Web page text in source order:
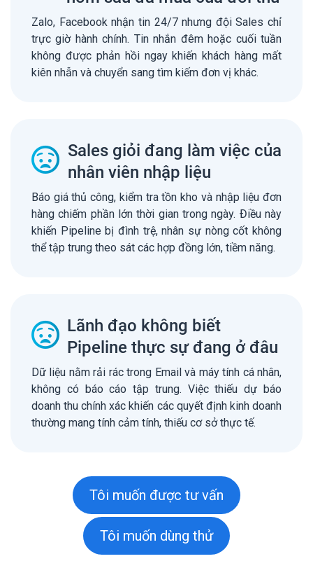
Zalo, Facebook nhận tin 24/7 nhưng đội Sales chỉ
trực giờ hành chính. Tin nhắn đêm hoặc cuối tuần
không được phản hồi ngay khiến khách hàng mất
kiên nhẫn và chuyển sang tìm kiếm đơn vị khác.
Sales giỏi đang làm việc của
nhân viên nhập liệu
Báo giá thủ công, kiểm tra tồn kho và nhập liệu đơn
hàng chiếm phần lớn thời gian trong ngày. Điều này
khiến Pipeline bị đình trệ, nhân sự nòng cốt không
thể tập trung theo sát các hợp đồng lớn, tiềm năng.
Lãnh đạo không biết
Pipeline thực sự đang ở đâu
Dữ liệu nằm rải rác trong Email và máy tính cá nhân,
không có báo cáo tập trung. Việc thiếu dự báo
doanh thu chính xác khiến các quyết định kinh doanh
thường mang tính cảm tính, thiếu cơ sở thực tế.
Tôi muốn được tư vấn
Tôi muốn dùng thử